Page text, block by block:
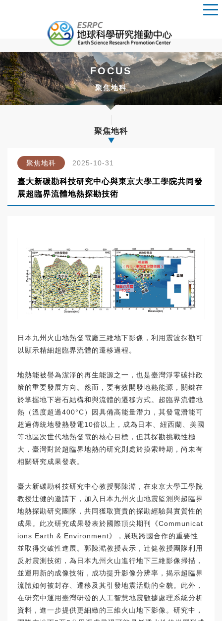
FOCUS
聚焦地科
聚焦地科
聚焦地科 2025-10-31
臺大新碳勘科技研究中心與東京大學工學院共同發
展超臨界流體地熱探勘技術
日本九州火山地熱發電廠三維地下影像，利用震波探勘可
以顯示精細超臨界流體的遷移過程。
地熱能被譽為潔淨的再生能源之一，也是臺灣淨零碳排政
策的重要發展方向。然而，要有效開發地熱能源，關鍵在
於掌握地下岩石結構和與流體的遷移方式。超臨界流體地
熱（溫度超過400°C）因具備高能量潛力，其發電潛能可
超過傳統地發熱發電10倍以上，成為日本、紐西蘭、美國
等地區次世代地熱發電的核心目標，但其探勘挑戰性極
大，臺灣對於超臨界地熱的研究則處於摸索時期，尚未有
相關研究成果發表。
臺大新碳勘科技研究中心教授郭陳澔，在東京大學工學院
教授辻健的邀請下，加入日本九州火山地震監測與超臨界
地熱探勘研究團隊，共同獲取寶貴的探勘經驗與實質性的
成果。此次研究成果發表於國際頂尖期刊《Communicat
ions Earth & Environment》，展現跨國合作的重要性
並取得突破性進展。郭陳澔教授表示，辻健教授團隊利用
反射震測技術，為日本九州火山進行地下三維影像掃描，
並運用新的成像技術，成功提升影像分辨率，揭示超臨界
流體如何被封存、遷移及其引發地震活動的全貌。此外，
在研究中運用臺灣研發的人工智慧地震數據處理系統分析
資料，進一步提供更細緻的三維火山地下影像。研究中，